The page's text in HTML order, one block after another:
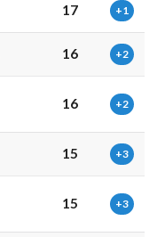
17 +1
16 +2
16 +2
15 +3
15 +3